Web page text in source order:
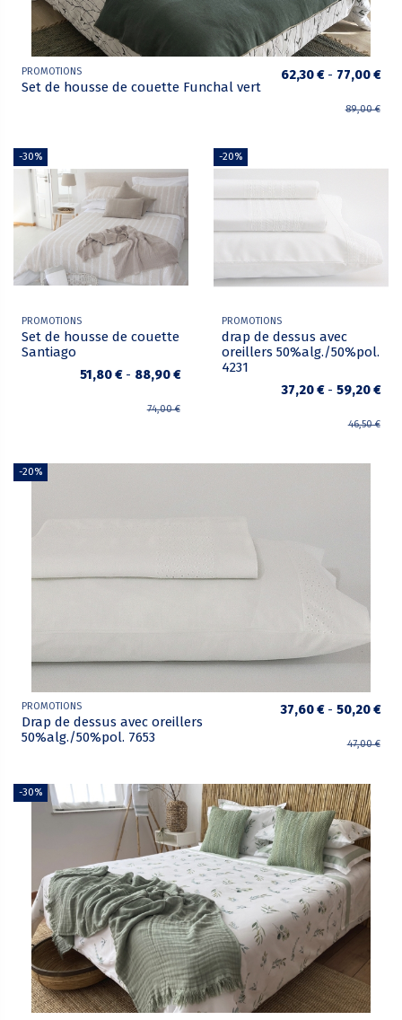
PROMOTIONS
Set de housse de couette Funchal vert
62,30 € - 77,00 €
89,00 €
-30%
PROMOTIONS
Set de housse de couette
Santiago
51,80 € - 88,90 €
74,00 €
-20%
PROMOTIONS
drap de dessus avec
oreillers 50%alg./50%pol.
4231
37,20 € - 59,20 €
46,50 €
-20%
PROMOTIONS
Drap de dessus avec oreillers
50%alg./50%pol. 7653
37,60 € - 50,20 €
47,00 €
-30%